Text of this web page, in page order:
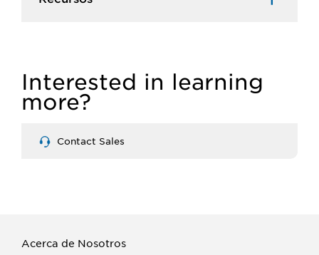
Interested in learning
more?
Contact Sales
Acerca de Nosotros